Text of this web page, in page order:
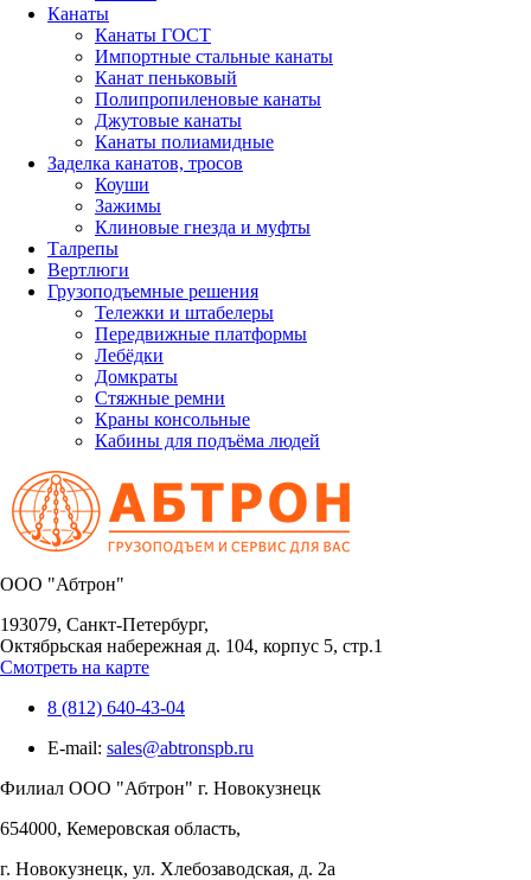
Канаты
Канаты ГОСТ
Импортные стальные канаты
Канат пеньковый
Полипропиленовые канаты
Джутовые канаты
Канаты полиамидные
Заделка канатов, тросов
Коуши
Зажимы
Клиновые гнезда и муфты
Талрепы
Вертлюги
Грузоподъемные решения
Тележки и штабелеры
Передвижные платформы
Лебёдки
Домкраты
Стяжные ремни
Краны консольные
Кабины для подъёма людей
OOO "Абтрон"
193079, Санкт-Петербург,
Октябрьская набережная д. 104, корпус 5, стр.1
Смотреть на карте
8 (812) 640-43-04
E-mail: sales@abtronspb.ru
Филиал OOO "Абтрон" г. Новокузнецк
654000, Кемеровская область,
г. Новокузнецк, ул. Хлебозаводская, д. 2а